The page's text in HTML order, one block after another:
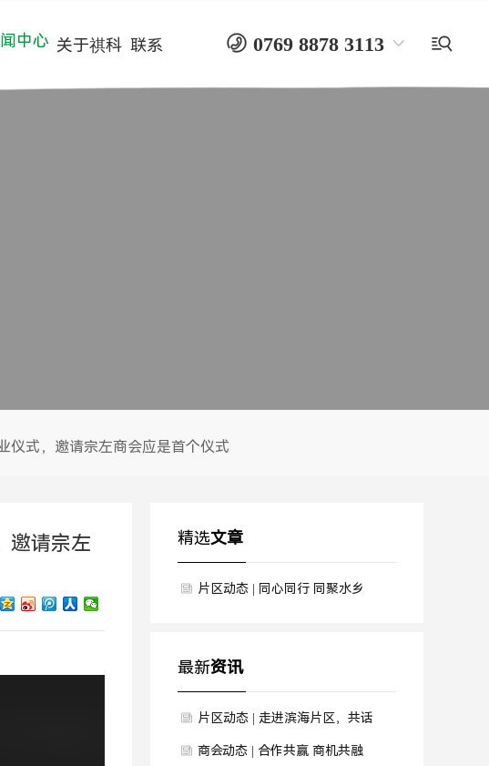

 0769 8878 3113
中心 关于祺科 联系
仪式，邀请宗左商会应是首个仪式
邀请宗左
精选文章
片区动态 | 同心同行 同聚水乡
最新资讯
片区动态 | 走进滨海片区，共话
智造未来
商会动态 | 合作共赢 商机共融